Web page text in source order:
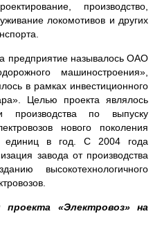
производство,
локомотивов и других
предприятие называлось ОАО
машиностроения»,
в рамках инвестиционного
Целью проекта являлось
производства по выпуску
нового поколения
единиц в год. С 2004 года
завода от производства
высокотехнологичного
«Электровоз» на